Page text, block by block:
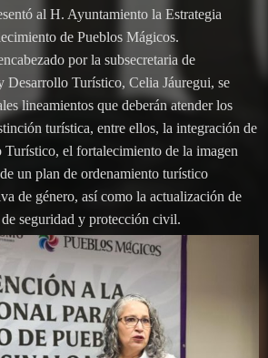
al H. Ayuntamiento la Estrategia
de Pueblos Mágicos.
por la subsecretaria de
Desarrollo Turístico, Celia Jáuregui, se
lineamientos que deberán atender los
turística, entre ellos, la integración de
el fortalecimiento de la imagen
un plan de ordenamiento turístico
de género, así como la actualización de
seguridad y protección civil.